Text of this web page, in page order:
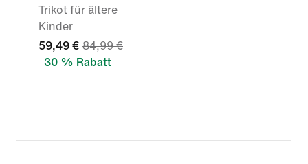
Trikot für ältere
Kinder
59,49 € 84,99 €
30 % Rabatt